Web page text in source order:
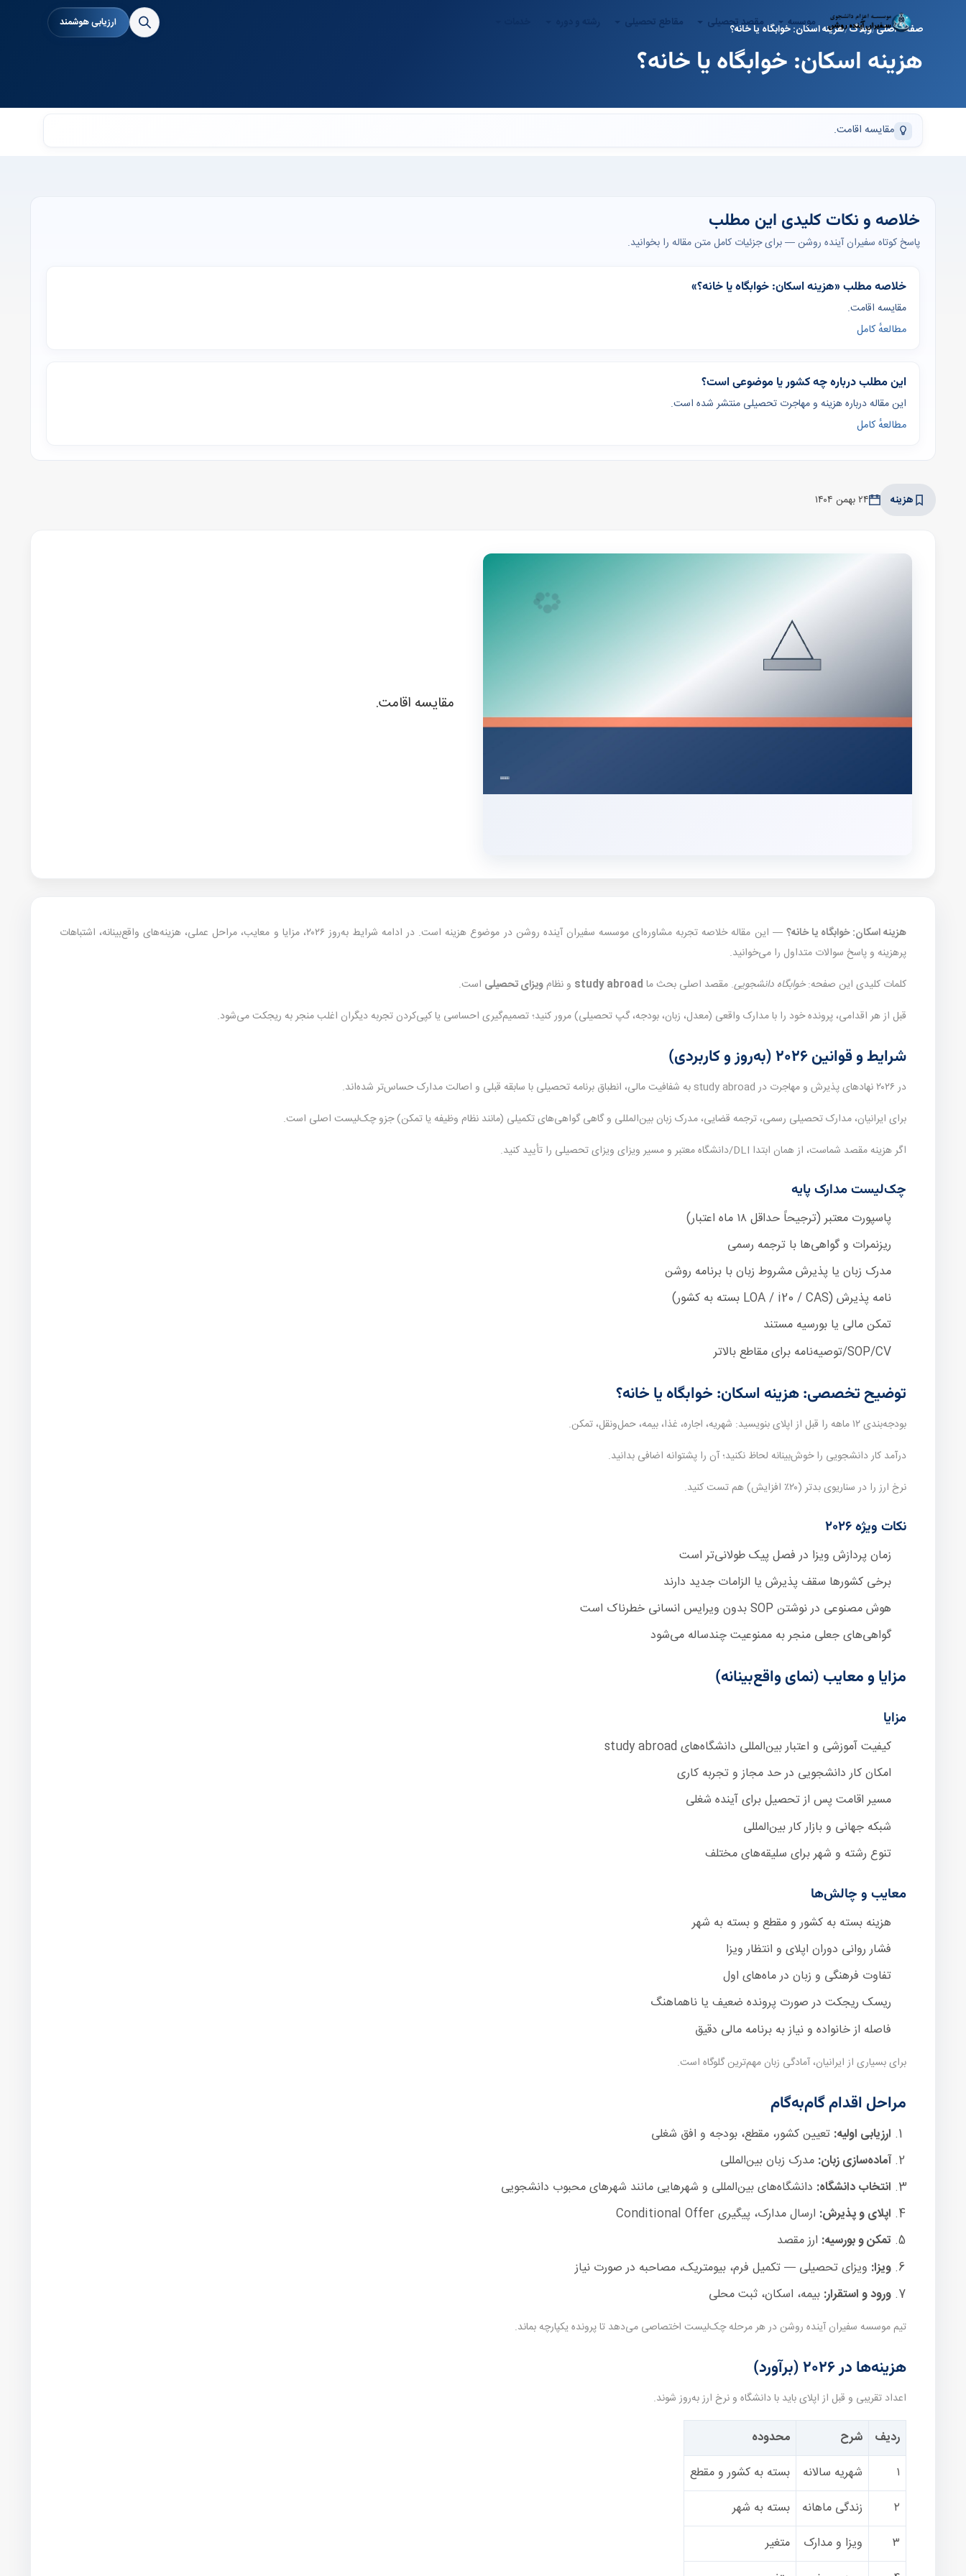
ارزیابی هوشمند موسسه مقصد تحصیلی مقاطع تحصیلی صفحه اصلی وبلاگ هزینه اسکان: خوابگاه یا خانه؟
هزینه اسکان: خوابگاه یا خانه؟
مقایسه اقامت.
خلاصه و نکات کلیدی این مطلب
پاسخ کوتاه سفیران آینده روشن — برای جزئیات کامل متن مقاله را بخوانید.
خلاصه مطلب «هزینه اسکان: خوابگاه یا خانه؟»
مقایسه اقامت.
مطالعهٔ کامل
این مطلب درباره چه کشور یا موضوعی است؟
این مقاله درباره هزینه و مهاجرت تحصیلی منتشر شده است.
مطالعهٔ کامل
هزینه ۲۴ بهمن ۱۴۰۴
مقایسه اقامت.
هزینه اسکان: خوابگاه یا خانه؟
— این مقاله خلاصه تجربه مشاوره‌ای موسسه سفیران آینده روشن در موضوع هزینه است. در ادامه شرایط به‌روز ۲۰۲۶، مزایا و معایب، مراحل عملی، هزینه‌های واقع‌بینانه، اشتباهات
پرهزینه و پاسخ سوالات متداول را می‌خوانید.
کلمات کلیدی این صفحه:خوابگاه دانشجویی. مقصد اصلی بحث ما study abroad و نظام ویزای تحصیلی است.
قبل از هر اقدامی، پرونده خود را با مدارک واقعی (معدل، زبان، بودجه، گپ تحصیلی) مرور کنید؛ تصمیم‌گیری احساسی یا کپی‌کردن تجربه دیگران اغلب منجر به ریجکت می‌شود.
شرایط و قوانین ۲۰۲۶ (به‌روز و کاربردی)
در ۲۰۲۶ نهادهای پذیرش و مهاجرت در study abroad به شفافیت مالی، انطباق برنامه تحصیلی با سابقه قبلی و اصالت مدارک حساس‌تر شده‌اند.
برای ایرانیان، مدارک تحصیلی رسمی، ترجمه قضایی، مدرک زبان بین‌المللی و گاهی گواهی‌های تکمیلی (مانند نظام وظیفه یا تمکن) جزو چک‌لیست اصلی است.
اگر هزینه مقصد شماست، از همان ابتدا DLI/دانشگاه معتبر و مسیر ویزای ویزای تحصیلی را تأیید کنید.
چک‌لیست مدارک پایه
پاسپورت معتبر (ترجیحاً حداقل ۱۸ ماه اعتبار)
ریزنمرات و گواهی‌ها با ترجمه رسمی
مدرک زبان یا پذیرش مشروط زبان با برنامه روشن
نامه پذیرش (LOA / i20 / CAS بسته به کشور)
تمکن مالی یا بورسیه مستند
SOP/CV/توصیه‌نامه برای مقاطع بالاتر
توضیح تخصصی: هزینه اسکان: خوابگاه یا خانه؟
بودجه‌بندی ۱۲ ماهه را قبل از اپلای بنویسید: شهریه، اجاره، غذا، بیمه، حمل‌ونقل، تمکن.
درآمد کار دانشجویی را خوش‌بینانه لحاظ نکنید؛ آن را پشتوانه اضافی بدانید.
نرخ ارز را در سناریوی بدتر (۲۰٪ افزایش) هم تست کنید.
نکات ویژه ۲۰۲۶
زمان پردازش ویزا در فصل پیک طولانی‌تر است
برخی کشورها سقف پذیرش یا الزامات جدید دارند
هوش مصنوعی در نوشتن SOP بدون ویرایس انسانی خطرناک است
گواهی‌های جعلی منجر به ممنوعیت چندساله می‌شود
مزایا و معایب (نمای واقع‌بینانه)
مزایا
کیفیت آموزشی و اعتبار بین‌المللی دانشگاه‌های study abroad
امکان کار دانشجویی در حد مجاز و تجربه کاری
مسیر اقامت پس از تحصیل برای آینده شغلی
شبکه جهانی و بازار کار بین‌المللی
تنوع رشته و شهر برای سلیقه‌های مختلف
معایب و چالش‌ها
هزینه بسته به کشور و مقطع و بسته به شهر
فشار روانی دوران اپلای و انتظار ویزا
تفاوت فرهنگی و زبان در ماه‌های اول
ریسک ریجکت در صورت پرونده ضعیف یا ناهماهنگ
فاصله از خانواده و نیاز به برنامه مالی دقیق
برای بسیاری از ایرانیان، آمادگی زبان مهم‌ترین گلوگاه است.
مراحل اقدام گام‌به‌گام
ارزیابی اولیه: تعیین کشور، مقطع، بودجه و افق شغلی
آماده‌سازی زبان: مدرک زبان بین‌المللی
انتخاب دانشگاه: دانشگاه‌های بین‌المللی و شهرهایی مانند شهرهای محبوب دانشجویی
اپلای و پذیرش: ارسال مدارک، پیگیری Conditional Offer
تمکن و بورسیه: ارز مقصد
ویزا: ویزای تحصیلی — تکمیل فرم، بیومتریک، مصاحبه در صورت نیاز
ورود و استقرار: بیمه، اسکان، ثبت محلی
تیم موسسه سفیران آینده روشن در هر مرحله چک‌لیست اختصاصی می‌دهد تا پرونده یکپارچه بماند.
هزینه‌ها در ۲۰۲۶ (برآورد)
اعداد تقریبی و قبل از اپلای باید با دانشگاه و نرخ ارز به‌روز شوند.
ردیف شرح
محدوده
۱
شهریه سالانه
بسته به کشور و مقطع
۲
زندگی ماهانه
بسته به شهر
۳
ویزا و مدارک
متغیر